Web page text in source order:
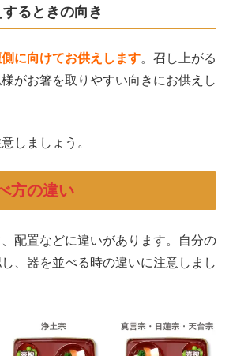
るときの向き
に向けてお供えします。召し上がる
がお箸を取りやすい向きにお供えし
しましょう。
方の違い
配置などに違いがあります。自分の
、器を並べる時の違いに注意しまし